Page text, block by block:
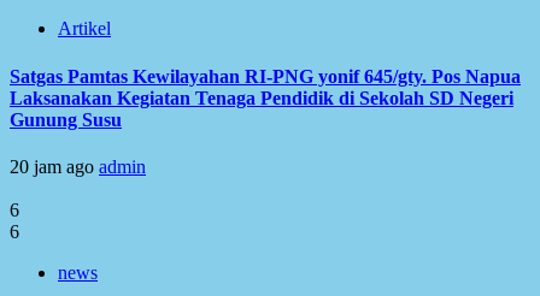
Artikel
Satgas Pamtas Kewilayahan RI-PNG yonif 645/gty. Pos Napua
Laksanakan Kegiatan Tenaga Pendidik di Sekolah SD Negeri
Gunung Susu
20 jam ago admin
6
6
news